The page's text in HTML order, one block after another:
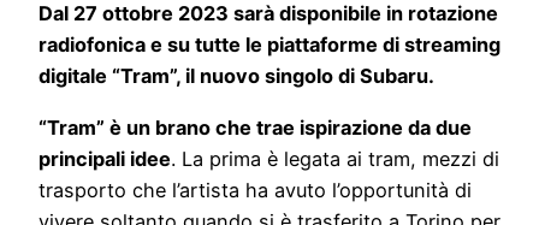
Dal 27 ottobre 2023 sarà disponibile in rotazione
radiofonica e su tutte le piattaforme di streaming
digitale “Tram”, il nuovo singolo di Subaru.
“Tram” è un brano che trae ispirazione da due
principali idee. La prima è legata ai tram, mezzi di
trasporto che l’artista ha avuto l’opportunità di